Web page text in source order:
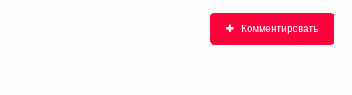
Комментировать